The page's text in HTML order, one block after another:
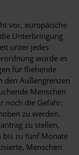
vor, europäische
Unterbringung
unter jedes
würde es
für fliehende
den Außengrenzen
Menschen
noch die Gefahr,
zu werden.
zu stellen,
bis zu fünf Monate
Menschen